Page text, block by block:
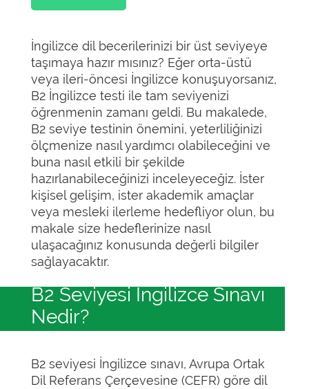
İngilizce dil becerilerinizi bir üst seviyeye
taşımaya hazır mısınız? Eğer orta-üstü
veya ileri-öncesi İngilizce konuşuyorsanız,
B2 İngilizce testi ile tam seviyenizi
öğrenmenin zamanı geldi. Bu makalede,
B2 seviye testinin önemini, yeterliliğinizi
ölçmenize nasıl yardımcı olabileceğini ve
buna nasıl etkili bir şekilde
hazırlanabileceğinizi inceleyeceğiz. İster
kişisel gelişim, ister akademik amaçlar
veya mesleki ilerleme hedefliyor olun, bu
makale size hedeflerinize nasıl
ulaşacağınız konusunda değerli bilgiler
sağlayacaktır.
B2 Seviyesi İngilizce Sınavı
Nedir?
B2 seviyesi İngilizce sınavı, Avrupa Ortak
Dil Referans Çerçevesine (CEFR) göre dil